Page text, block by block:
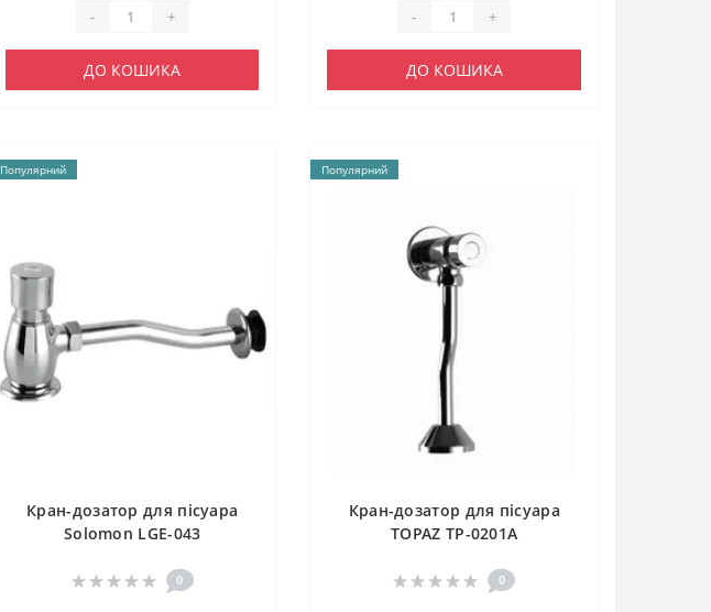
- +
ДО КОШИКА
- +
ДО КОШИКА
Популярний
Кран-дозатор для пісуара
Solomon LGE-043
0
Популярний
Кран-дозатор для пісуара
TOPAZ TP-0201A
0